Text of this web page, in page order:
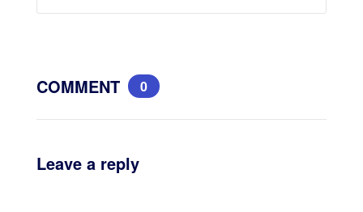
COMMENT 0
Leave a reply